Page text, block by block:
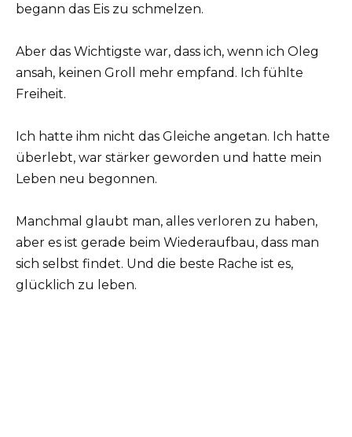
begann das Eis zu schmelzen.
Aber das Wichtigste war, dass ich, wenn ich Oleg
ansah, keinen Groll mehr empfand. Ich fühlte
Freiheit.
Ich hatte ihm nicht das Gleiche angetan. Ich hatte
überlebt, war stärker geworden und hatte mein
Leben neu begonnen.
Manchmal glaubt man, alles verloren zu haben,
aber es ist gerade beim Wiederaufbau, dass man
sich selbst findet. Und die beste Rache ist es,
glücklich zu leben.